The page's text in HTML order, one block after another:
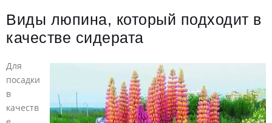
Виды люпина, который подходит в
качестве сидерата
Для
посадки
в
качеств